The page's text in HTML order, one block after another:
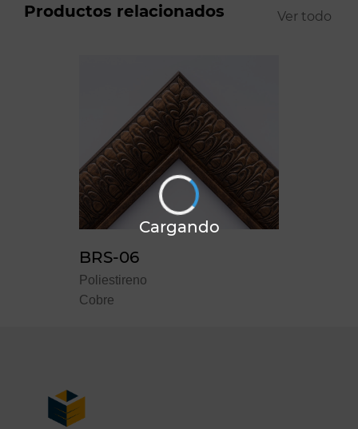
Productos relacionados Ver todo
BRS-06
Poliestireno
Cobre
Cargando